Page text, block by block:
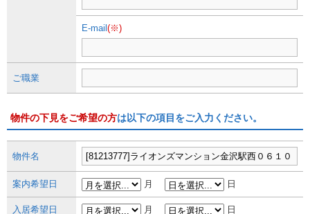
E-mail (※)
ご職業
物件の下見をご希望の方は以下の項目をご入力ください。
物件名
案内希望日 月 日
入居希望日 月 日